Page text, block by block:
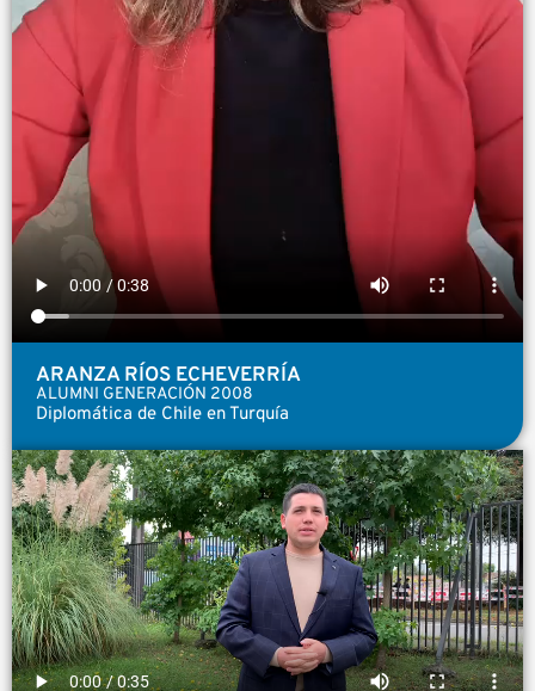
ARANZA RÍOS ECHEVERRÍA
ALUMNI GENERACIÓN 2008
Diplomática de Chile en Turquía